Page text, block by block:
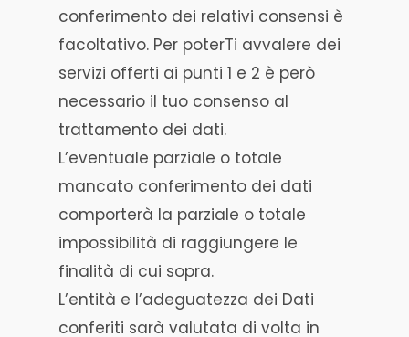
conferimento dei relativi consensi è
facoltativo. Per poterTi avvalere dei
servizi offerti ai punti 1 e 2 è però
necessario il tuo consenso al
trattamento dei dati.
L’eventuale parziale o totale
mancato conferimento dei dati
comporterà la parziale o totale
impossibilità di raggiungere le
finalità di cui sopra.
L’entità e l’adeguatezza dei Dati
conferiti sarà valutata di volta in